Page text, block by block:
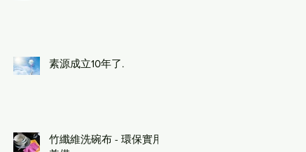
素源成立10年了.
竹纖維洗碗布 - 環保實用